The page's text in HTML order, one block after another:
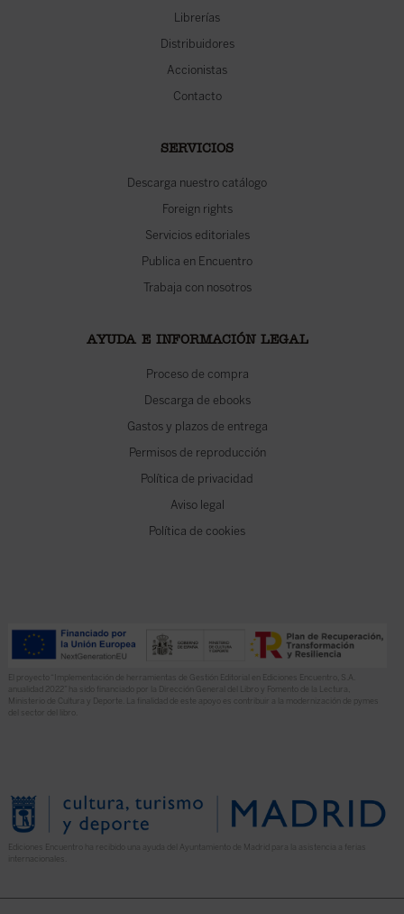
Librerías
Distribuidores
Accionistas
Contacto
SERVICIOS
Descarga nuestro catálogo
Foreign rights
Servicios editoriales
Publica en Encuentro
Trabaja con nosotros
AYUDA E INFORMACIÓN LEGAL
Proceso de compra
Descarga de ebooks
Gastos y plazos de entrega
Permisos de reproducción
Política de privacidad
Aviso legal
Política de cookies
El proyecto “Implementación de herramientas de Gestión Editorial en Ediciones Encuentro, S.A.
anualidad 2022” ha sido financiado por la Dirección General del Libro y Fomento de la Lectura,
Ministerio de Cultura y Deporte. La finalidad de este apoyo es contribuir a la modernización de pymes
del sector del libro.
Ediciones Encuentro ha recibido una ayuda del Ayuntamiento de Madrid para la asistencia a ferias